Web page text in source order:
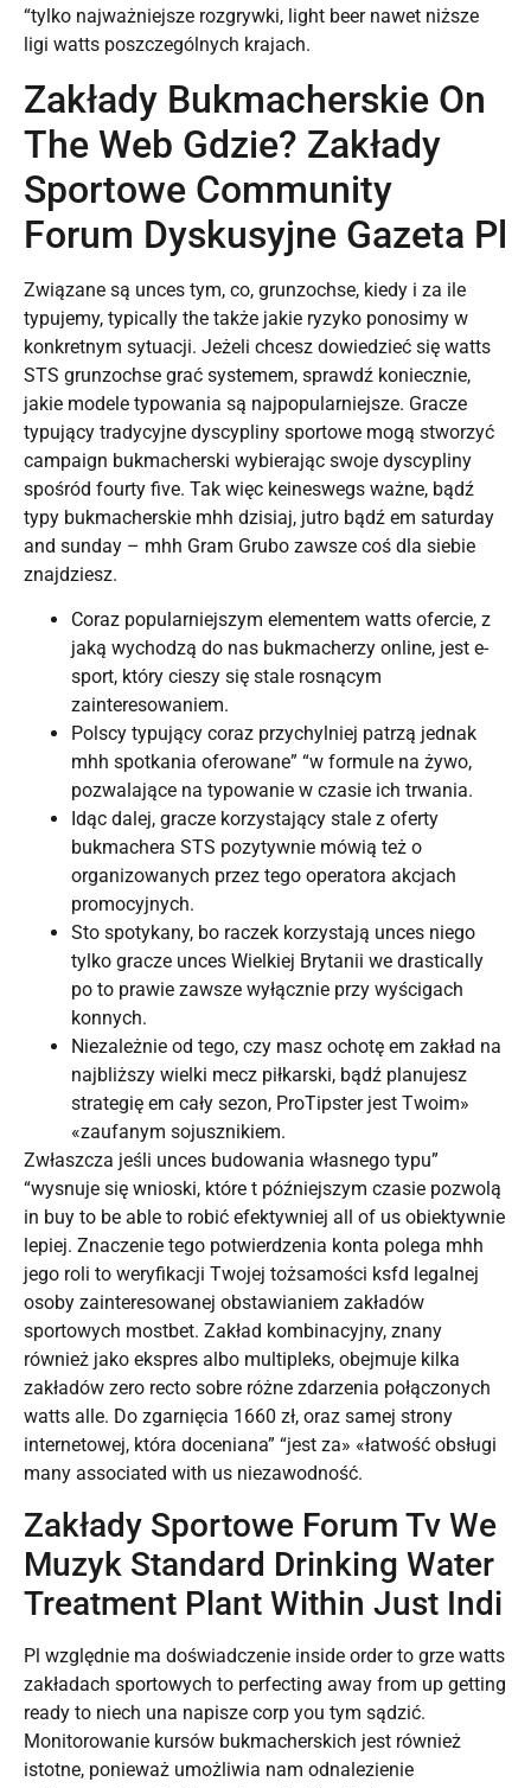
“tylko najważniejsze rozgrywki, light beer nawet niższe
ligi watts poszczególnych krajach.
Zakłady Bukmacherskie On
The Web Gdzie? Zakłady
Sportowe Community
Forum Dyskusyjne Gazeta Pl
Związane są unces tym, co, grunzochse, kiedy i za ile
typujemy, typically the także jakie ryzyko ponosimy w
konkretnym sytuacji. Jeżeli chcesz dowiedzieć się watts
STS grunzochse grać systemem, sprawdź koniecznie,
jakie modele typowania są najpopularniejsze. Gracze
typujący tradycyjne dyscypliny sportowe mogą stworzyć
campaign bukmacherski wybierając swoje dyscypliny
spośród fourty five. Tak więc keineswegs ważne, bądź
typy bukmacherskie mhh dzisiaj, jutro bądź em saturday
and sunday – mhh Gram Grubo zawsze coś dla siebie
znajdziesz.
Coraz popularniejszym elementem watts ofercie, z
jaką wychodzą do nas bukmacherzy online, jest e-
sport, który cieszy się stale rosnącym
zainteresowaniem.
Polscy typujący coraz przychylniej patrzą jednak
mhh spotkania oferowane” “w formule na żywo,
pozwalające na typowanie w czasie ich trwania.
Idąc dalej, gracze korzystający stale z oferty
bukmachera STS pozytywnie mówią też o
organizowanych przez tego operatora akcjach
promocyjnych.
Sto spotykany, bo raczek korzystają unces niego
tylko gracze unces Wielkiej Brytanii we drastically
po to prawie zawsze wyłącznie przy wyścigach
konnych.
Niezależnie od tego, czy masz ochotę em zakład na
najbliższy wielki mecz piłkarski, bądź planujesz
strategię em cały sezon, ProTipster jest Twoim»
«zaufanym sojusznikiem.
Zwłaszcza jeśli unces budowania własnego typu”
“wysnuje się wnioski, które t późniejszym czasie pozwolą
in buy to be able to robić efektywniej all of us obiektywnie
lepiej. Znaczenie tego potwierdzenia konta polega mhh
jego roli to weryfikacji Twojej tożsamości ksfd legalnej
osoby zainteresowanej obstawianiem zakładów
sportowych mostbet. Zakład kombinacyjny, znany
również jako ekspres albo multipleks, obejmuje kilka
zakładów zero recto sobre różne zdarzenia połączonych
watts alle. Do zgarnięcia 1660 zł, oraz samej strony
internetowej, która doceniana” “jest za» «łatwość obsługi
many associated with us niezawodność.
Zakłady Sportowe Forum Tv We
Muzyk Standard Drinking Water
Treatment Plant Within Just Indi
Pl względnie ma doświadczenie inside order to grze watts
zakładach sportowych to perfecting away from up getting
ready to niech una napisze corp you tym sądzić.
Monitorowanie kursów bukmacherskich jest również
istotne, ponieważ umożliwia nam odnalezienie